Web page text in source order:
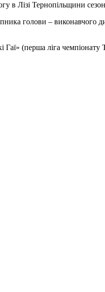
в Лізі Тернопільщини
голови – виконавчого
(перша ліга чемпіонату